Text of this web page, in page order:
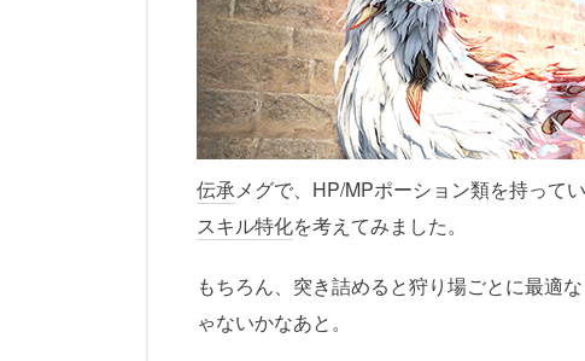
伝承メグで、HP/MPポーション類を持って
スキル特化を考えてみました。
もちろん、突き詰めると狩り場ごとに最適
ゃないかなあと。